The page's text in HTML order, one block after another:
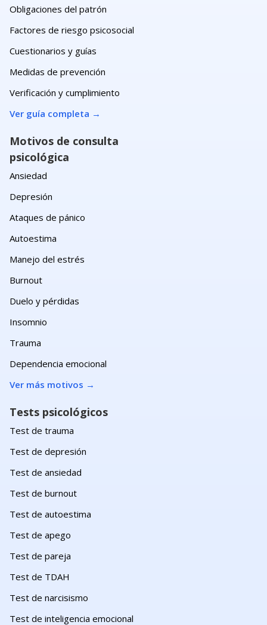
Obligaciones del patrón
Factores de riesgo psicosocial
Cuestionarios y guías
Medidas de prevención
Verificación y cumplimiento
Ver guía completa →
Motivos de consulta
psicológica
Ansiedad
Depresión
Ataques de pánico
Autoestima
Manejo del estrés
Burnout
Duelo y pérdidas
Insomnio
Trauma
Dependencia emocional
Ver más motivos →
Tests psicológicos
Test de trauma
Test de depresión
Test de ansiedad
Test de burnout
Test de autoestima
Test de apego
Test de pareja
Test de TDAH
Test de narcisismo
Test de inteligencia emocional